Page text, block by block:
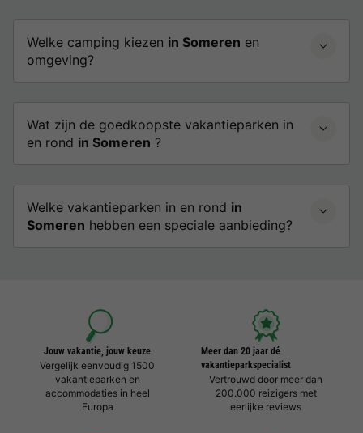
Welke camping kiezen in Someren en
omgeving?
Wat zijn de goedkoopste vakantieparken in
en rond in Someren ?
Welke vakantieparken in en rond in
Someren hebben een speciale aanbieding?
Jouw vakantie, jouw keuze
Vergelijk eenvoudig 1500
vakantieparken en
accommodaties in heel
Europa
Meer dan 20 jaar dé
vakantieparkspecialist
Vertrouwd door meer dan
200.000 reizigers met
eerlijke reviews